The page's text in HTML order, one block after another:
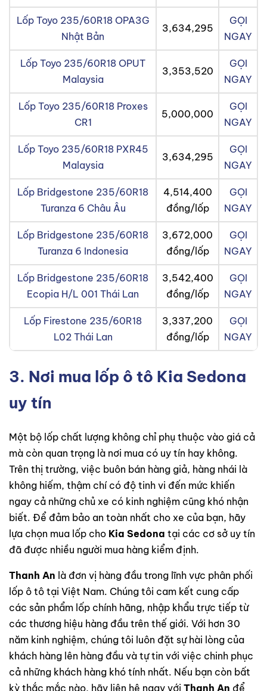
Lốp Toyo 235/60R18 OPA3G
Nhật Bản
3,634,295
GỌI
NGAY
Lốp Toyo 235/60R18 OPUT
Malaysia
3,353,520
GỌI
NGAY
Lốp Toyo 235/60R18 Proxes
CR1
5,000,000
GỌI
NGAY
Lốp Toyo 235/60R18 PXR45
Malaysia
3,634,295
GỌI
NGAY
Lốp Bridgestone 235/60R18
Turanza 6 Châu Âu
4,514,400
đồng/lốp
GỌI
NGAY
Lốp Bridgestone 235/60R18
Turanza 6 Indonesia
3,672,000
đồng/lốp
GỌI
NGAY
Lốp Bridgestone 235/60R18
Ecopia H/L 001 Thái Lan
3,542,400
đồng/lốp
GỌI
NGAY
Lốp Firestone 235/60R18
L02 Thái Lan
3,337,200
đồng/lốp
GỌI
NGAY
3. Nơi mua lốp ô tô Kia Sedona
uy tín
Một bộ lốp chất lượng không chỉ phụ thuộc vào giá cả
mà còn quan trọng là nơi mua có uy tín hay không.
Trên thị trường, việc buôn bán hàng giả, hàng nhái là
không hiếm, thậm chí có độ tinh vi đến mức khiến
ngay cả những chủ xe có kinh nghiệm cũng khó nhận
biết. Để đảm bảo an toàn nhất cho xe của bạn, hãy
lựa chọn mua lốp cho Kia Sedona tại các cơ sở uy tín
đã được nhiều người mua hàng kiểm định.
Thanh An là đơn vị hàng đầu trong lĩnh vực phân phối
lốp ô tô tại Việt Nam. Chúng tôi cam kết cung cấp
các sản phẩm lốp chính hãng, nhập khẩu trực tiếp từ
các thương hiệu hàng đầu trên thế giới. Với hơn 30
năm kinh nghiệm, chúng tôi luôn đặt sự hài lòng của
khách hàng lên hàng đầu và tự tin với việc chinh phục
cả những khách hàng khó tính nhất. Nếu bạn còn bất
kỳ thắc mắc nào, hãy liên hệ ngay với Thanh An để